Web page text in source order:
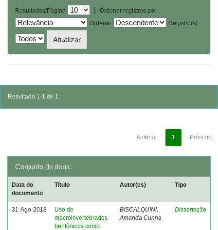
Resultados/Página |
Ordenar registros por
Ordenar
Registro(s)
Resultado 1-1 de 1.
Anterior 1 Próximo
Conjunto de itens:
Data do
documento
Título Autor(es) Tipo
31-Ago-2018
Uso de
macroinvertebrados
bentônicos como
BISCALQUINI,
Amanda Cunha
Dissertação